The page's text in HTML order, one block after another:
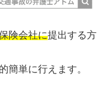
険会社に提出する方
簡単に行えます。